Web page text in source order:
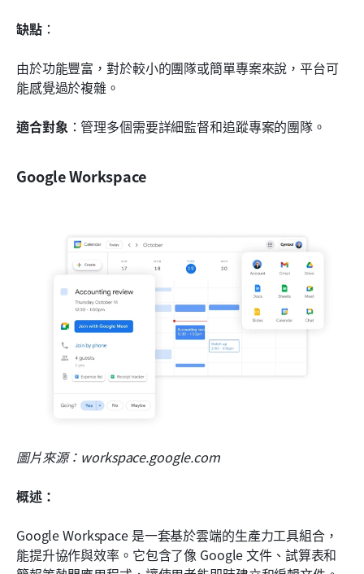
缺點：
由於功能豐富，對於較小的團隊或簡單專案來說，平台可
能感覺過於複雜。
適合對象：管理多個需要詳細監督和追蹤專案的團隊。
Google Workspace
圖片來源：workspace.google.com
概述：
Google Workspace 是一套基於雲端的生產力工具組合，
能提升協作與效率。它包含了像 Google 文件、試算表和